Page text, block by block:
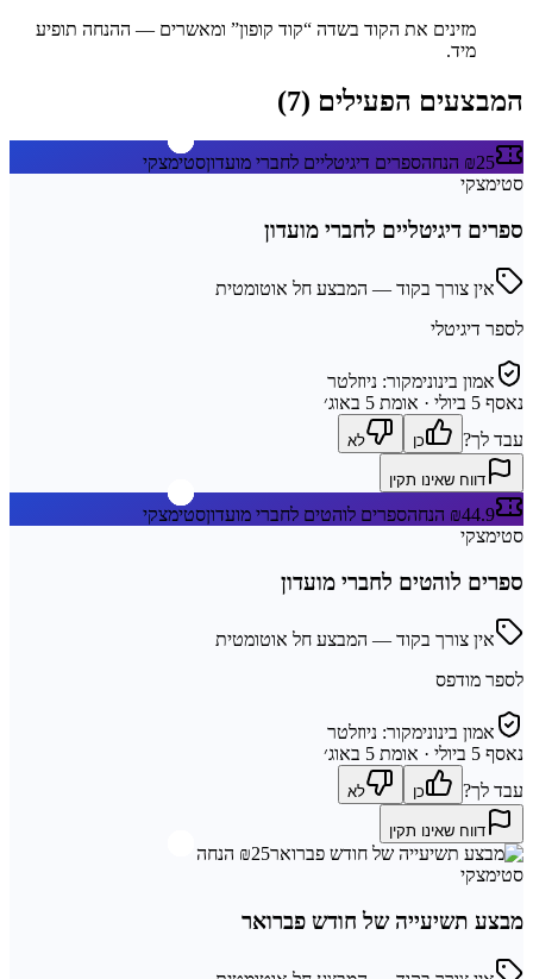
מזינים את הקוד בשדה “קוד קופון” ומאשרים — ההנחה תופיע
מיד.
המבצעים הפעילים (7
)
₪25 הנחה ספרים דיגיטליים לחברי מועדוןסטימצקי
סטימצקי
ספרים דיגיטליים לחברי מועדון
אין צורך בקוד — המבצע חל אוטומטית
לספר דיגיטלי
אמון בינונימקור: ניוזלטר
נאסף 5 ביולי
· אומת 5 באוג׳
עבד לך?
כן לא
דווח שאינו תקין
₪44.9 הנחה ספרים לוהטים לחברי מועדוןסטימצקי
סטימצקי
ספרים לוהטים לחברי מועדון
אין צורך בקוד — המבצע חל אוטומטית
לספר מודפס
אמון בינונימקור: ניוזלטר
נאסף 5 ביולי
· אומת 5 באוג׳
עבד לך?
כן לא
דווח שאינו תקין
₪25 הנחה
סטימצקי
מבצע תשיעייה של חודש פברואר